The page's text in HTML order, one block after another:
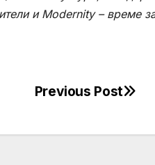
и Modernity – време
Previous Post